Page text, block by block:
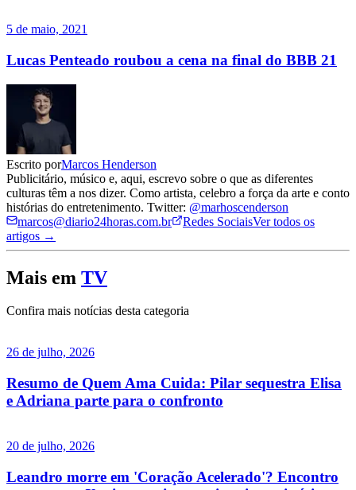
5 de maio, 2021
Lucas Penteado roubou a cena na final do BBB 21
Escrito porMarcos Henderson
Publicitário, músico e, aqui, escrevo sobre o que as diferentes
culturas têm a nos dizer. Como artista, celebro a força da arte e conto
histórias do entretenimento. Twitter: @marhoscenderson
marcos@diario24horas.com.br
Redes SociaisVer todos os
artigos →
Mais em TV
Confira mais notícias desta categoria
26 de julho, 2026
Resumo de Quem Ama Cuida: Pilar sequestra Elisa
e Adriana parte para o confronto
20 de julho, 2026
Leandro morre em 'Coração Acelerado'? Encontro